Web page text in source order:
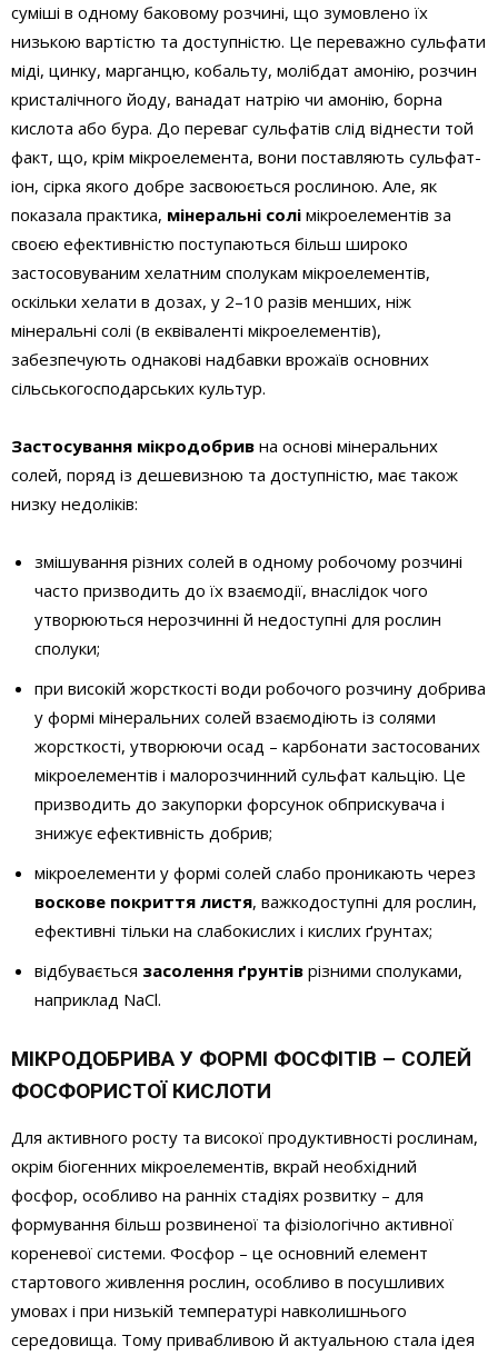
суміші в одному баковому розчині, що зумовлено їх
низькою вартістю та доступністю. Це переважно сульфати
міді, цинку, марганцю, кобальту, молібдат амонію, розчин
кристалічного йоду, ванадат натрію чи амонію, борна
кислота або бура. До переваг сульфатів слід віднести той
факт, що, крім мікроелемента, вони поставляють сульфат-
іон, сірка якого добре засвоюється рослиною. Але, як
показала практика, мінеральні солі мікроелементів за
своєю ефективністю поступаються більш широко
застосовуваним хелатним сполукам мікроелементів,
оскільки хелати в дозах, у 2–10 разів менших, ніж
мінеральні солі (в еквіваленті мікроелементів),
забезпечують однакові надбавки врожаїв основних
сільськогосподарських культур.
Застосування мікродобрив на основі мінеральних
солей, поряд із дешевизною та доступністю, має також
низку недоліків:
змішування різних солей в одному робочому розчині
часто призводить до їх взаємодії, внаслідок чого
утворюються нерозчинні й недоступні для рослин
сполуки;
при високій жорсткості води робочого розчину добрива
у формі мінеральних солей взаємодіють із солями
жорсткості, утворюючи осад – карбонати застосованих
мікроелементів і малорозчинний сульфат кальцію. Це
призводить до закупорки форсунок обприскувача і
знижує ефективність добрив;
мікроелементи у формі солей слабо проникають через
воскове покриття листя, важкодоступні для рослин,
ефективні тільки на слабокислих і кислих ґрунтах;
відбувається засолення ґрунтів різними сполуками,
наприклад NaCl.
МІКРОДОБРИВА У ФОРМІ ФОСФІТІВ – СОЛЕЙ
ФОСФОРИСТОЇ КИСЛОТИ
Для активного росту та високої продуктивності рослинам,
окрім біогенних мікроелементів, вкрай необхідний
фосфор, особливо на ранніх стадіях розвитку – для
формування більш розвиненої та фізіологічно активної
кореневої системи. Фосфор – це основний елемент
стартового живлення рослин, особливо в посушливих
умовах і при низькій температурі навколишнього
середовища. Тому привабливою й актуальною стала ідея